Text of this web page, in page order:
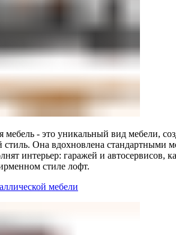
мебель - это уникальный вид мебели,
Она вдохновлена стандартными
интерьер: гаражей и автосервисов,
стиле лофт.
мебели